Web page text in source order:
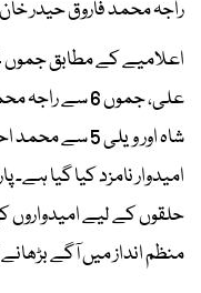
راجہ محمد فاروق حیدر
شاہ اور ویلی
حلقوں کے لیے
منظم انداز میں آگے